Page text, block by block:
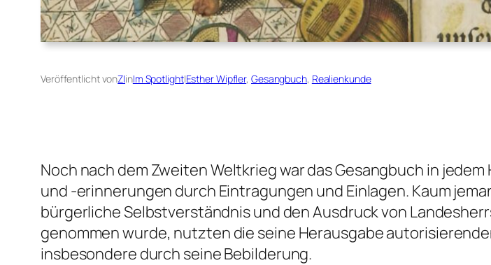
Veröffentlicht vonZIinIm Spotlight|Esther Wipfler, Gesangbuch, Realienkunde
Noch nach dem Zweiten Weltkrieg war das Gesangbuch in
und -erinnerungen durch Eintragungen und Einlagen. Kaum
bürgerliche Selbstverständnis und den Ausdruck von
genommen wurde, nutzten die seine Herausgabe
insbesondere durch seine Bebilderung.